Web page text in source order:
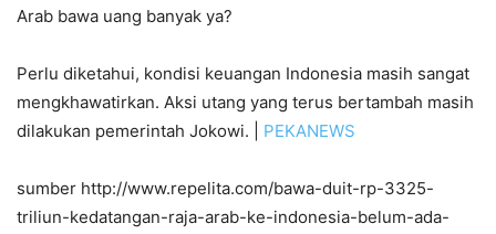
Arab bawa uang banyak ya?
Perlu diketahui, kondisi keuangan Indonesia masih sangat
mengkhawatirkan. Aksi utang yang terus bertambah masih
dilakukan pemerintah Jokowi. |
PEKANEWS
sumber http://www.repelita.com/bawa-duit-rp-3325-
triliun-kedatangan-raja-arab-ke-indonesia-belum-ada-